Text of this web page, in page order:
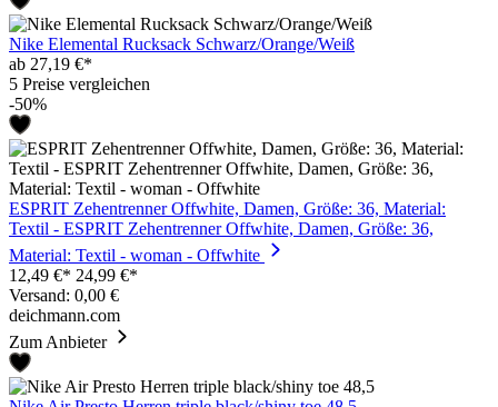
Nike Elemental Rucksack Schwarz/Orange/Weiß
ab 27,19 €*
5 Preise vergleichen
-50%
ESPRIT Zehentrenner Offwhite, Damen, Größe: 36, Material:
Textil - ESPRIT Zehentrenner Offwhite, Damen, Größe: 36,
Material: Textil - woman - Offwhite
12,49 €* 24,99 €*
Versand: 0,00 €
deichmann.com
Zum Anbieter